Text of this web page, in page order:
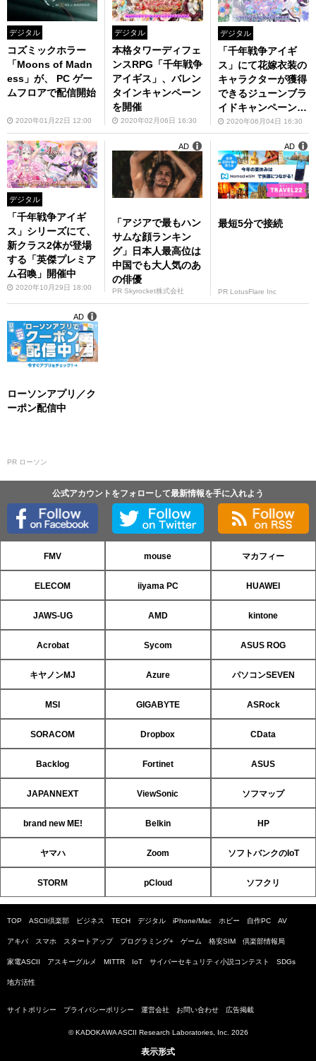
デジタル
コズミックホラー
「Moons of Madn
ess」が、 PC ゲー
ムフロアで配信開始
2020年01月22日 12:00
デジタル
本格タワーディフェ
ンスRPG「千年戦争
アイギス」、バレン
タインキャンペーン
を開催
2020年02月06日 16:30
デジタル
「千年戦争アイギ
ス」にて花嫁衣装の
キャラクターが獲得
できるジューンブラ
イドキャンペーン開
催2020年06月04日 16:30
デジタル
「千年戦争アイギ
ス」シリーズにて、
新クラス2体が登場
する「英傑プレミア
ム召喚」開催中
2020年10月29日 18:00
「アジアで最もハン
サムな顔ランキン
グ」日本人最高位は
中国でも大人気のあ
の俳優
PR Skyrocket株式会社
AD
最短5分で接続
PR LotusFlare Inc
AD
ローソンアプリ／ク
ーポン配信中
PR ローソン
AD
公式アカウントをフォローして最新情報を手に入れよう
FMV mouse マカフィー
ELECOM iiyama PC HUAWEI
JAWS-UG AMD kintone
Acrobat Sycom ASUS ROG
キヤノンMJ Azure パソコンSEVEN
MSI GIGABYTE ASRock
SORACOM Dropbox CData
Backlog Fortinet ASUS
JAPANNEXT ViewSonic ソフマップ
brand new ME! Belkin HP
ヤマハ Zoom ソフトバンクのIoT
STORM pCloud ソフクリ
TOP ASCII倶楽部 ビジネス TECH デジタル iPhone/Mac ホビー 自作PC AV
アキバ スマホ スタートアップ プログラミング+ ゲーム 格安SIM 倶楽部情報局
家電ASCII アスキーグルメ MITTR IoT サイバーセキュリティ小説コンテスト SDGs
地方活性
サイトポリシー プライバシーポリシー 運営会社 お問い合わせ 広告掲載
© KADOKAWA ASCII Research Laboratories, Inc. 2026
表示形式